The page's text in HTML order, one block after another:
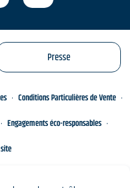
Presse
Conditions Particulières de Vente
Engagements éco-responsables